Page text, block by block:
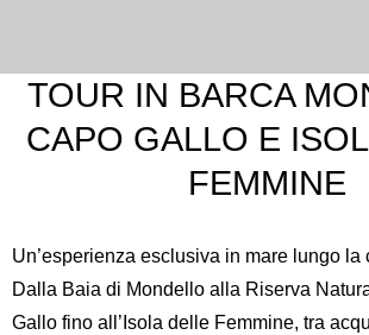
TOUR IN BARCA
CAPO GALLO E
FEMMINE
Un’esperienza esclusiva in mare lungo la
Dalla Baia di Mondello alla Riserva
Gallo fino all’ Isola delle Femmine, tra